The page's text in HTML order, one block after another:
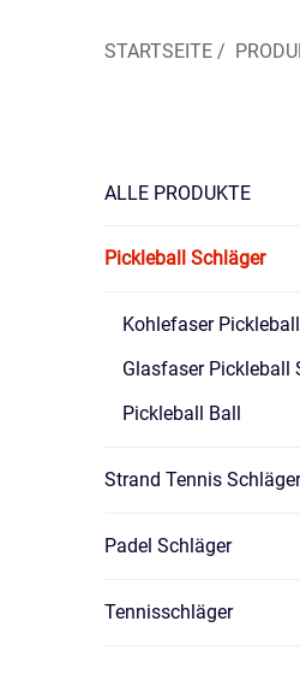
STARTSEITE /
ALLE PRODUKTE
Pickleball Schläger
Kohlefaser
Glasfaser Pickleball
Pickleball Ball
Strand Tennis Schläger
Padel Schläger
Tennisschläger